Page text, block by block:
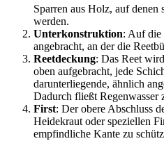
Sparren aus Holz, auf denen
werden.
Unterkonstruktion: Auf die
angebracht, an der die
Reetdeckung: Das Reet
oben aufgebracht, jede
darunterliegende, ähnlich
Dadurch fließt Regenwasser
First: Der obere Abschluss
Heidekraut oder speziellen
empfindliche Kante zu